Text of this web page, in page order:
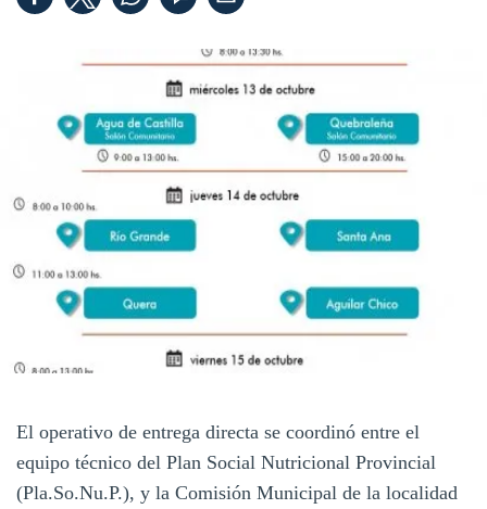
El operativo de entrega directa se coordinó entre el
equipo técnico del Plan Social Nutricional Provincial
(Pla.So.Nu.P.), y la Comisión Municipal de la localidad